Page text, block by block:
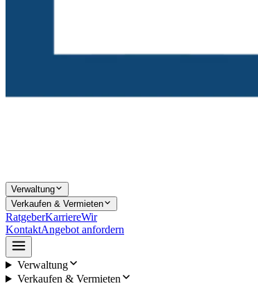
Verwaltung
Verkaufen & Vermieten
RatgeberKarriereWir
KontaktAngebot anfordern
Verwaltung
Verkaufen & Vermieten